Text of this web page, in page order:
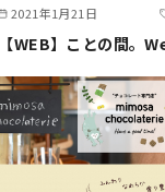
2021年1月21日
【WEB】ことの間。